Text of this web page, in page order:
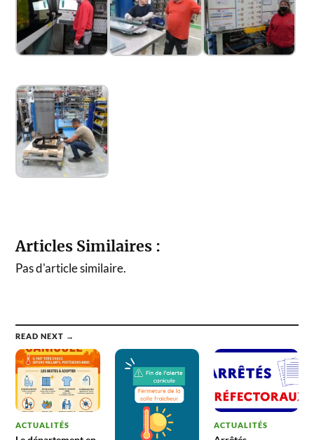
Articles Similaires :
Pas d'article similaire.
READ NEXT →
ACTUALITÉS ACTUALITÉS